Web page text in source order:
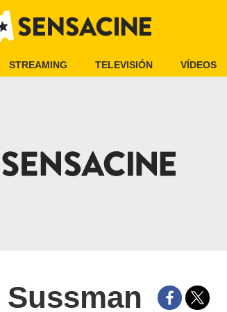
STREAMING TELEVISIÓN VÍDEOS